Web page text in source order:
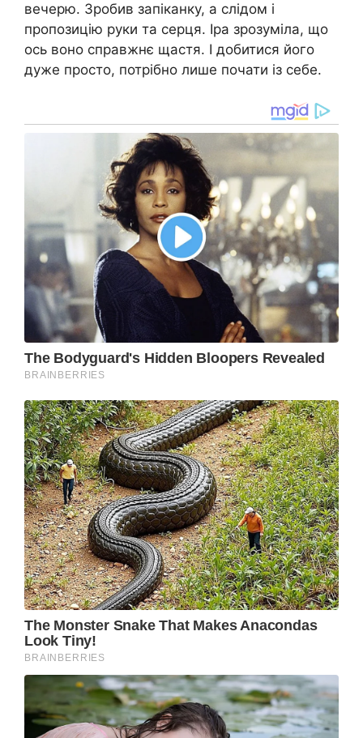
вечерю. Зробив запіканку, а слідом і
пропозицію руки та серця. Іра зрозуміла, що
ось воно справжнє щастя. І добитися його
дуже просто, потрібно лише почати із себе.